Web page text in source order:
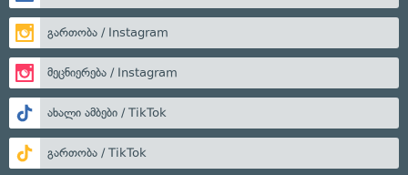
გართობა / Instagram
მეცნიერება / Instagram
ახალი ამბები / TikTok
გართობა / TikTok